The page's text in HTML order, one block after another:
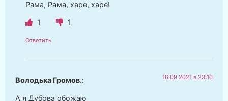
Рама, Рама, харе, харе!
1 1
Ответить
Володька Громов.: 16.09.2021 в 23:10
А я Дубова обожаю